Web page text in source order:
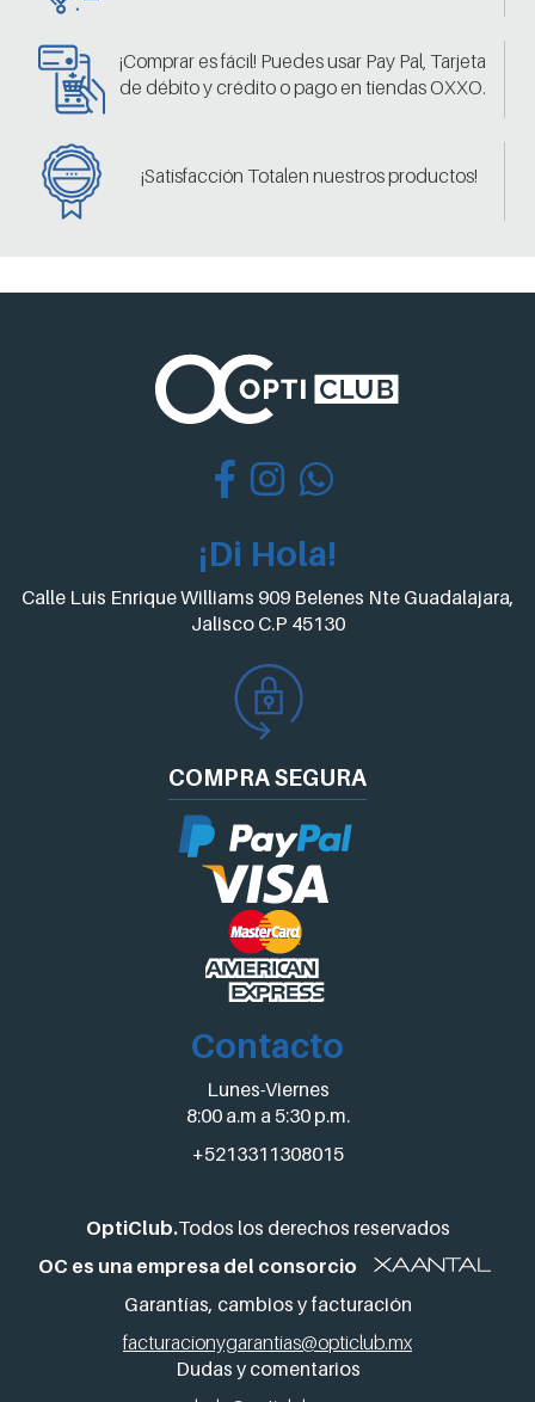
¡Comprar es fácil! Puedes usar Pay Pal, Tarjeta
de débito y crédito o pago en tiendas OXXO.
¡Satisfacción Totalen nuestros productos!
¡Di Hola!
Calle Luis Enrique Williams 909 Belenes Nte Guadalajara,
Jalisco C.P 45130
COMPRASEGURA
Contacto
Lunes-Viernes
8:00 a.m a 5:30 p.m.
+5213311308015
OptiClub.Todos los derechos reservados
OC es una empresa del consorcio
Garantías, cambios y facturación
facturacionygarantias@opticlub.mx
Dudas y comentarios